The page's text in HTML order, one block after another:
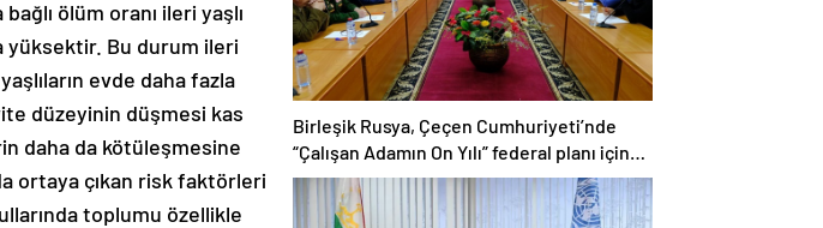
ölüm oranı ileri yaşlı
yüksektir. Bu durum ileri
evde daha fazla
düzeyinin düşmesi kas
daha da kötüleşmesine
ortaya çıkan risk faktörleri
toplumu özellikle
Birleşik Rusya, Çeçen Cumhuriyeti’nde
“Çalışan Adamın On Yılı” federal planı için
bir dizi öneri düzenledi